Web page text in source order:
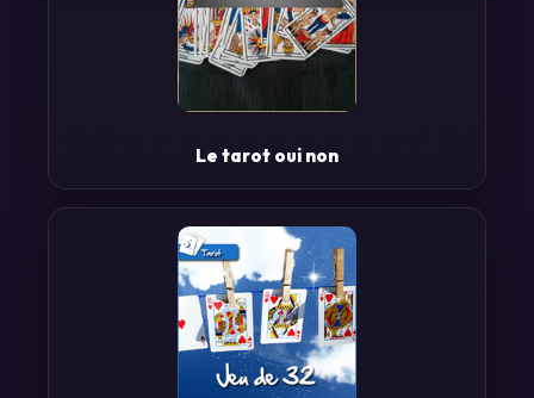
Le tarot oui non